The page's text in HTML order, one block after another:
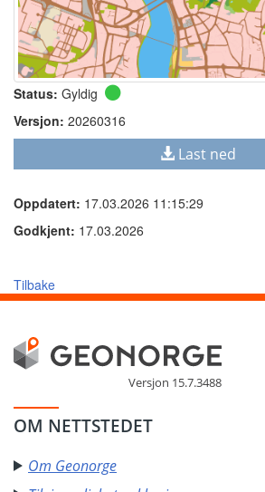
Status: Gyldig
Versjon: 20260316
Last ned
Oppdatert: 17.03.2026 11:15:29
Godkjent: 17.03.2026
Tilbake